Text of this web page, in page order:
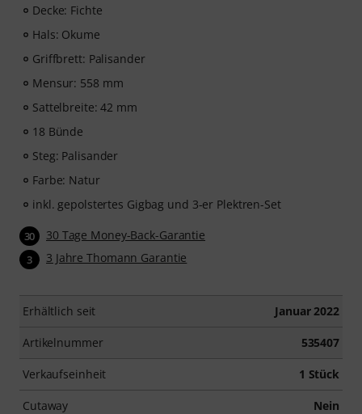
2025/2026 in der Kategorie “E-Learning
Instrumentalunterricht”! Mit über 400 Gitarren
Videolektionen für Anfänger und Fortgeschrittene – von
Pop, Rock und Blues bis Metal und mehr. Mit
persönlichem Support per Chat, Noten zum
Übungsfunktion, Zeitlupe und weitere Features.
Decke: Fichte
Hals: Okume
Griffbrett: Palisander
Mensur: 558 mm
Sattelbreite: 42 mm
18 Bünde
Steg: Palisander
Farbe: Natur
inkl. gepolstertes Gigbag und 3-er Plektren-Set
30 30 Tage Money-Back-Garantie
3 3 Jahre Thomann Garantie
Erhältlich seit Januar 2022
Artikelnummer 535407
Verkaufseinheit 1 Stück
Cutaway Nein